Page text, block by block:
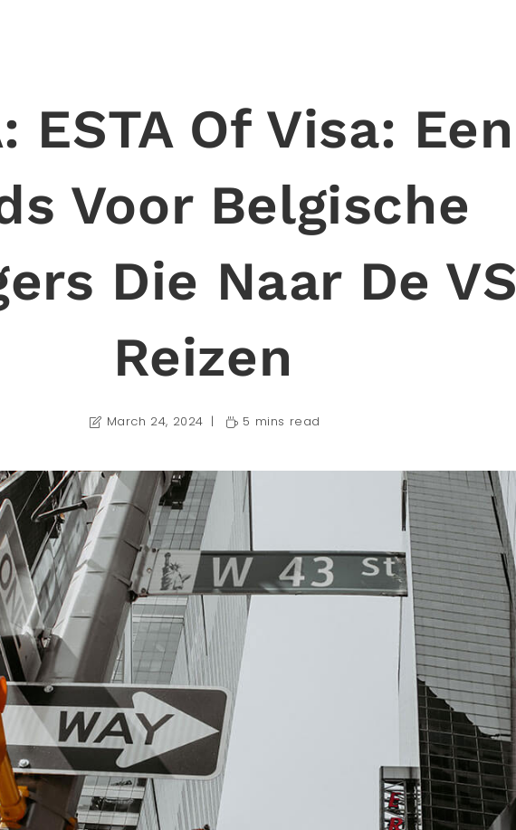
ESTA Of Visa: Een
Voor Belgische
Die Naar De VS
Reizen
March 24, 2024 5 mins read